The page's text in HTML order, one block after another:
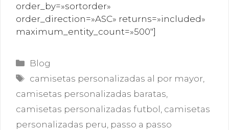
order_by=»sortorder»
order_direction=»ASC» returns=»included»
maximum_entity_count=»500″]
Categorías
Blog
Etiquetas
camisetas personalizadas al por mayor
camisetas personalizadas baratas
camisetas personalizadas futbol camisetas
personalizadas peru passo a passo